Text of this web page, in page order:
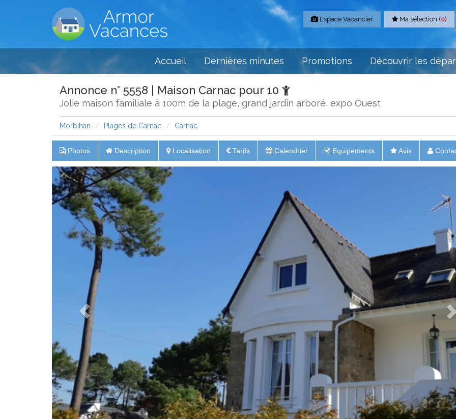
Espace Vacancier Ma sélection (0)
Accueil Dernières minutes Promotions Découvrir les
Annonce n° 5558 | Maison Carnac pour 10
Jolie maison familiale à 100m de la plage, grand jardin arboré, expo Ouest
Morbihan Plages de Carnac Carnac
Photos Description Localisation Tarifs Calendrier Equipements Avis